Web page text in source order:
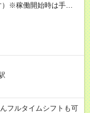
※稼働開始時は手続き